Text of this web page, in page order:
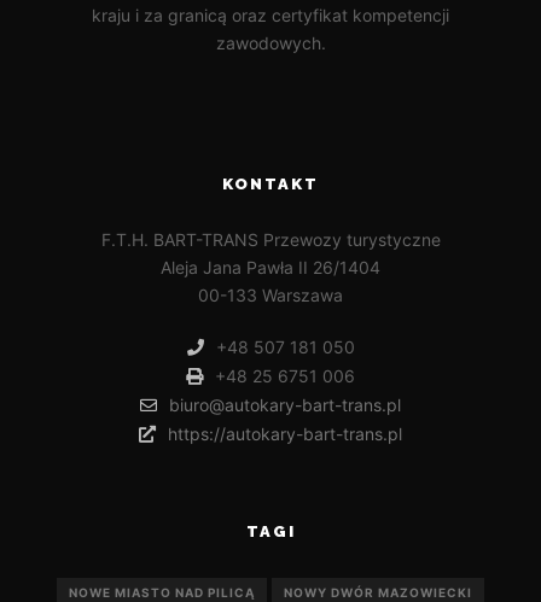
kraju i za granicą oraz certyfikat kompetencji
zawodowych.
KONTAKT
F.T.H. BART-TRANS Przewozy turystyczne
Aleja Jana Pawła II 26/1404
00-133 Warszawa
+48 507 181 050
+48 25 6751 006
biuro@autokary-bart-trans.pl
https://autokary-bart-trans.pl
TAGI
NOWE MIASTO NAD PILICĄ NOWY DWÓR MAZOWIECKI